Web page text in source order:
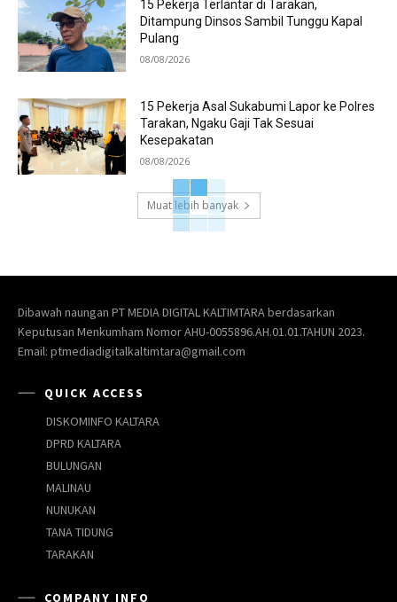
15 Pekerja Terlantar di Tarakan,
Ditampung Dinsos Sambil Tunggu Kapal
Pulang
08/08/2026
15 Pekerja Asal Sukabumi Lapor ke Polres
Tarakan, Ngaku Gaji Tak Sesuai
Kesepakatan
08/08/2026
Muat lebih banyak
Dibawah naungan PT MEDIA DIGITAL KALTIMTARA berdasarkan
Keputusan Menkumham Nomor AHU-0055896.AH.01.01.TAHUN 2023.
Email: ptmediadigitalkaltimtara@gmail.com
QUICK ACCESS
DISKOMINFO KALTARA
DPRD KALTARA
BULUNGAN
MALINAU
NUNUKAN
TANA TIDUNG
TARAKAN
COMPANY INFO